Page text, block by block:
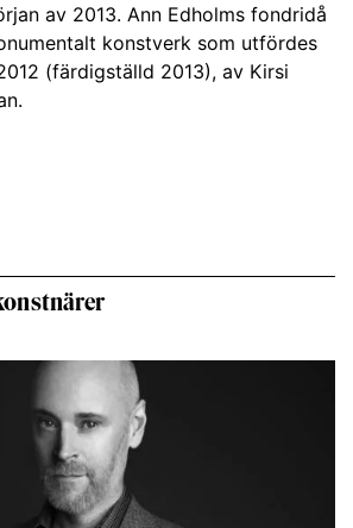
av 2013. Ann Edholms fondridå
konstverk som utfördes
(färdigställd 2013), av Kirsi